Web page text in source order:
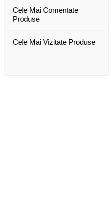
Cele Mai Comentate
Produse
Cele Mai Vizitate Produse